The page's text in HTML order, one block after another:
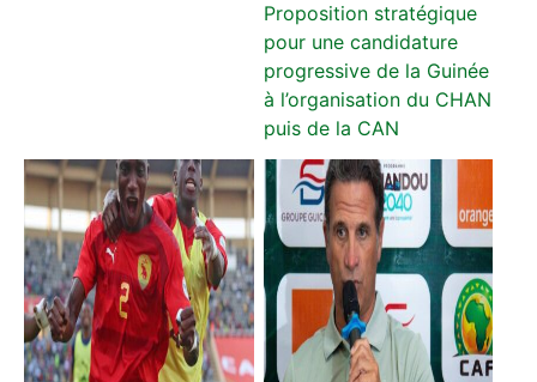
Proposition stratégique
pour une candidature
progressive de la Guinée
à l’organisation du CHAN
puis de la CAN